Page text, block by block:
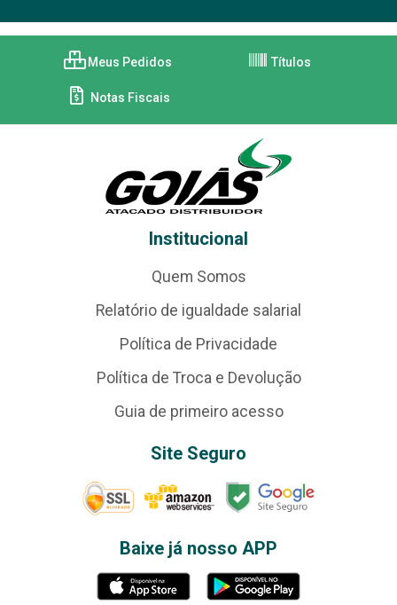
Meus Pedidos Títulos
Notas Fiscais
Institucional
Quem Somos
Relatório de igualdade salarial
Política de Privacidade
Política de Troca e Devolução
Guia de primeiro acesso
Site Seguro
Baixe já nosso APP